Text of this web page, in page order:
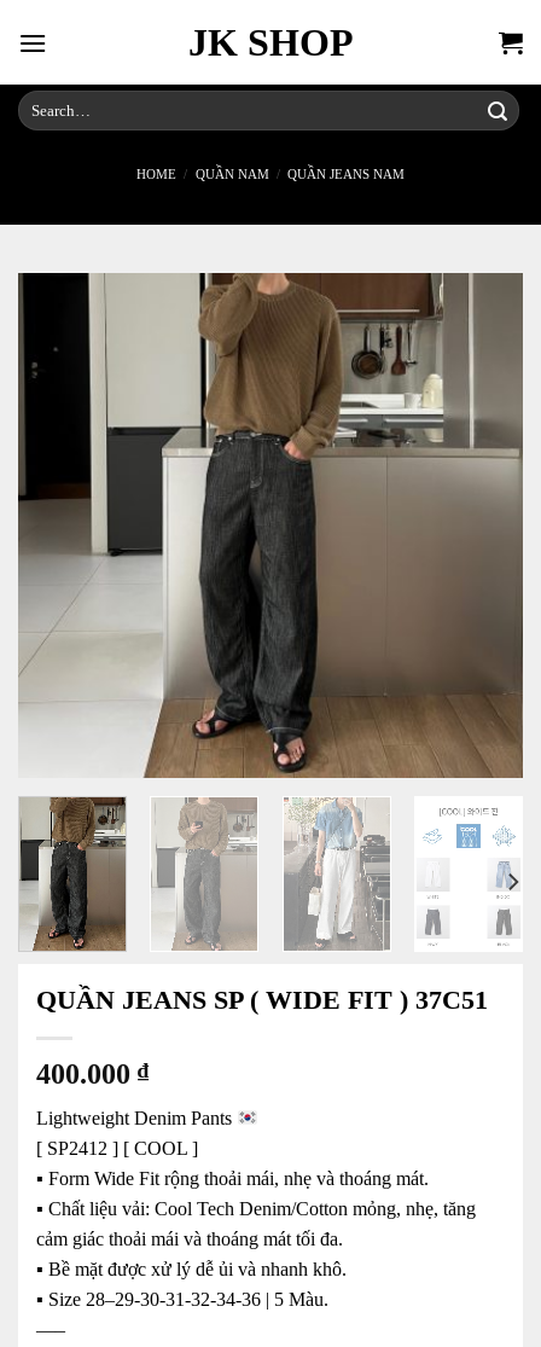
JK SHOP
Search
for:
HOME / QUẦN NAM / QUẦN JEANS NAM
QUẦN JEANS SP ( WIDE FIT ) 37C51
400.000 ₫
Lightweight Denim Pants
[ SP2412 ] [ COOL ]
▪️ Form Wide Fit rộng thoải mái, nhẹ và thoáng mát.
▪️ Chất liệu vải: Cool Tech Denim/Cotton mỏng, nhẹ, tăng
cảm giác thoải mái và thoáng mát tối đa.
▪️ Bề mặt được xử lý dễ ủi và nhanh khô.
▪️ Size 28–29-30-31-32-34-36 | 5 Màu.
—–